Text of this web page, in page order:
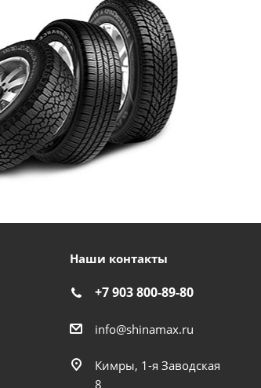
Наши контакты
+7 903 800-89-80
info@shinamax.ru
Кимры, 1-я Заводская
8